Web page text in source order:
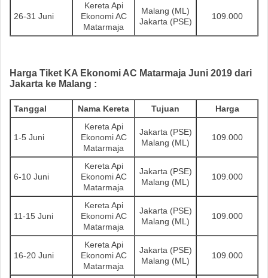
26-31 Juni
Kereta Api
Ekonomi AC
Matarmaja
Malang (ML)
Jakarta (PSE)
109.000
Harga Tiket KA Ekonomi AC Matarmaja Juni 2019 dari
Jakarta ke Malang :
Tanggal Nama Kereta Tujuan Harga
1-5 Juni
Kereta Api
Ekonomi AC
Matarmaja
Jakarta (PSE)
Malang (ML)
109.000
6-10 Juni
Kereta Api
Ekonomi AC
Matarmaja
Jakarta (PSE)
Malang (ML)
109.000
11-15 Juni
Kereta Api
Ekonomi AC
Matarmaja
Jakarta (PSE)
Malang (ML)
109.000
16-20 Juni
Kereta Api
Ekonomi AC
Matarmaja
Jakarta (PSE)
Malang (ML)
109.000